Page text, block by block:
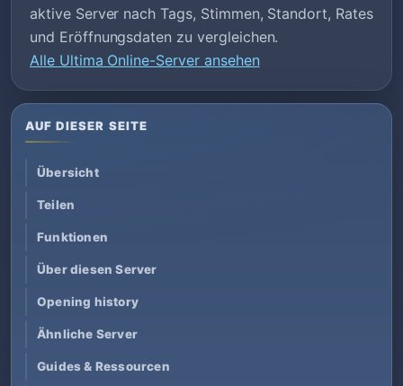
aktive Server nach Tags, Stimmen, Standort, Rates
und Eröffnungsdaten zu vergleichen.
Alle Ultima Online-Server ansehen
AUF DIESER SEITE
Übersicht
Teilen
Funktionen
Über diesen Server
Opening history
Ähnliche Server
Guides & Ressourcen